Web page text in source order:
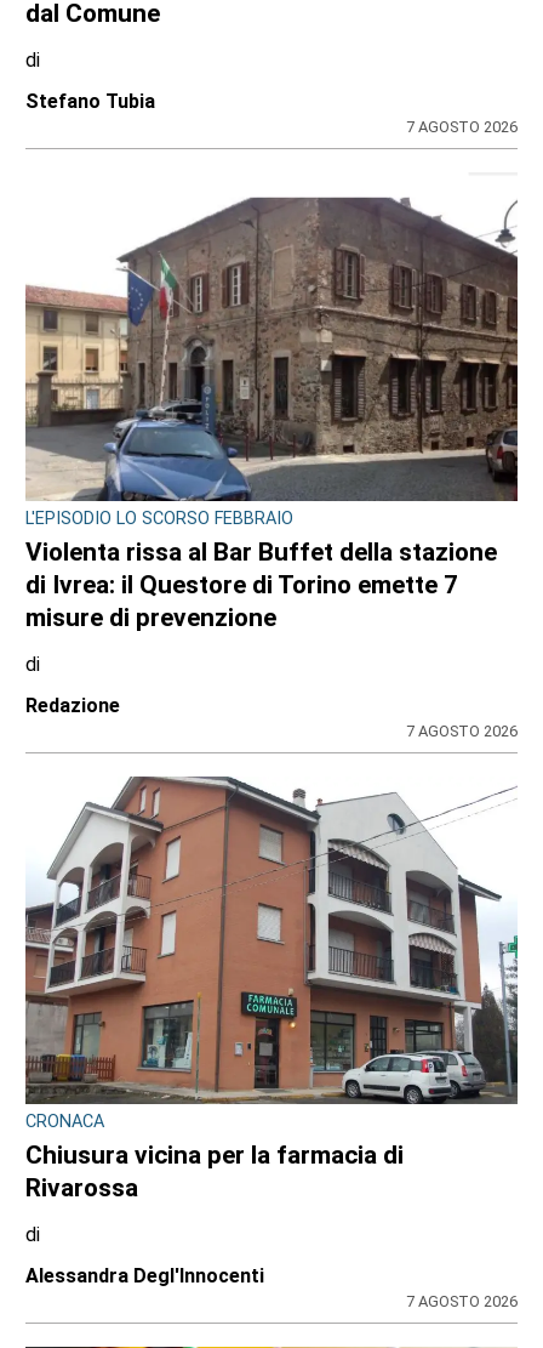
dal Comune
di
Stefano Tubia
7 AGOSTO 2026
L'EPISODIO LO SCORSO FEBBRAIO
Violenta rissa al Bar Buffet della stazione
di Ivrea: il Questore di Torino emette 7
misure di prevenzione
di
Redazione
7 AGOSTO 2026
CRONACA
Chiusura vicina per la farmacia di
Rivarossa
di
Alessandra Degl'Innocenti
7 AGOSTO 2026